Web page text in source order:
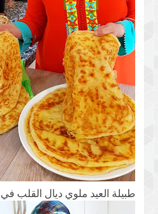
طبيلة العيد ملوي ديال القلب في